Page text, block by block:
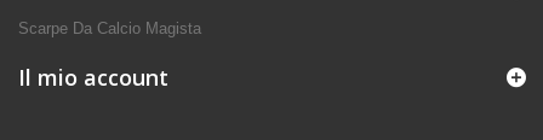
Scarpe Da Calcio Magista
Il mio account